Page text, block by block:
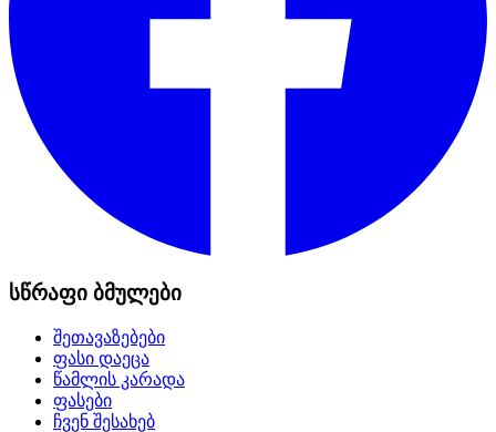
სწრაფი ბმულები
შეთავაზებები
ფასი დაეცა
წამლის კარადა
ფასები
ჩვენ შესახებ